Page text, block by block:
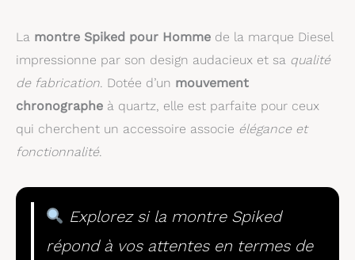
La montre Spiked pour Homme de la marque Diesel
impressionne par son design audacieux et sa qualité
de fabrication. Dotée d’un mouvement
chronographe à quartz, elle est parfaite pour ceux
qui cherchent un accessoire associe élégance et
fonctionnalité.
Explorez si la montre Spiked
répond à vos attentes en termes de